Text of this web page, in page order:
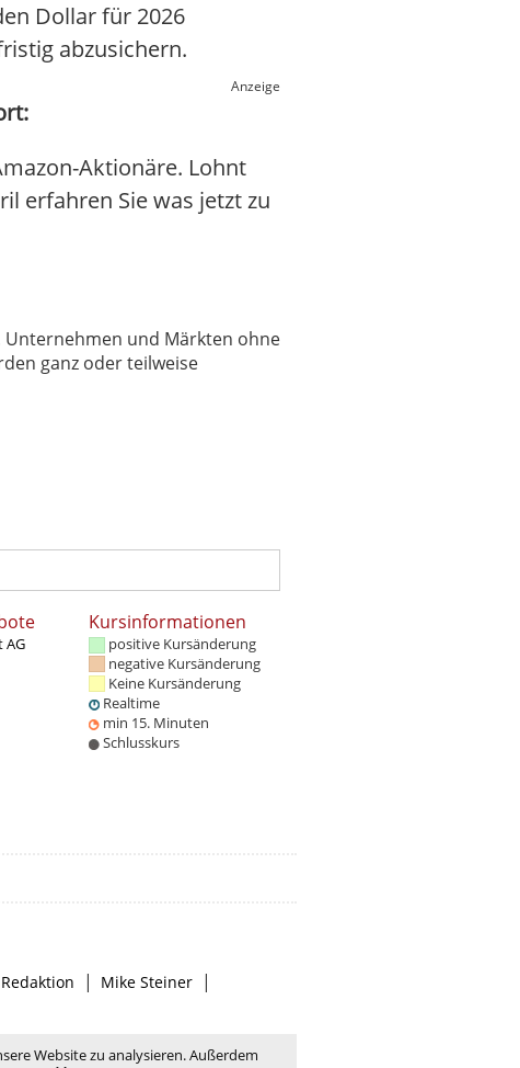
Dollar für 2026
abzusichern.
Anzeige
Aktionäre. Lohnt
erfahren Sie was jetzt zu
Unternehmen und Märkten ohne
ganz oder teilweise
AG
Kursinformationen
positive Kursänderung
negative Kursänderung
Keine Kursänderung
Realtime
min 15. Minuten
Schlusskurs
| Mike Steiner |
Website zu analysieren. Außerdem